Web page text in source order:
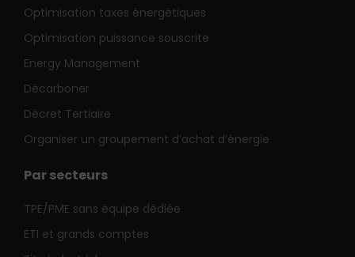
Optimisation taxes énergétiques
Optimisation puissance souscrite
Energy Management
Décarboner
Décret Tertiaire
Organiser un groupement d’achat d’énergie
Par secteurs
TPE/PME sans équipe dédiée
ETI et grands comptes